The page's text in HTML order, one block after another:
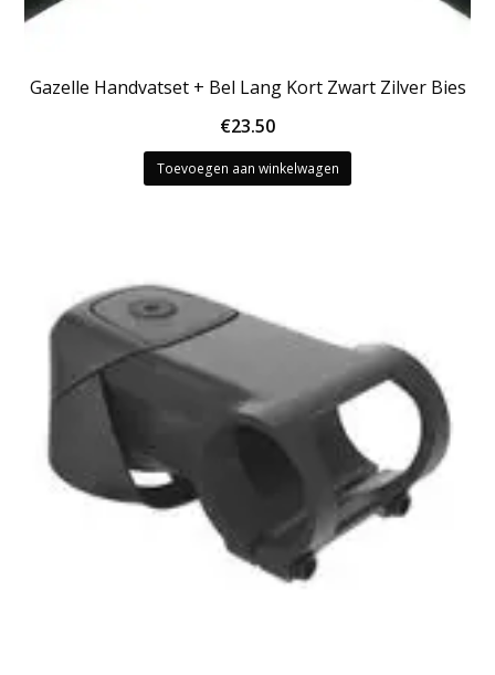
Gazelle Handvatset + Bel Lang Kort Zwart Zilver Bies
€23.50
Toevoegen aan winkelwagen